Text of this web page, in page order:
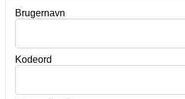
Brugernavn
Kodeord